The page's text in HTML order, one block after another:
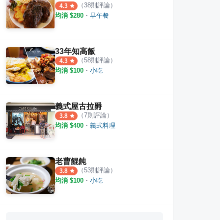
4.3 （38則評論）
均消 $280 ・ 早午餐
33年知高飯
4.3 （58則評論）
均消 $100 ・ 小吃
義式屋古拉爵
3.8 （7則評論）
均消 $400 ・ 義式料理
老曹餛飩
3.8 （53則評論）
均消 $100 ・ 小吃